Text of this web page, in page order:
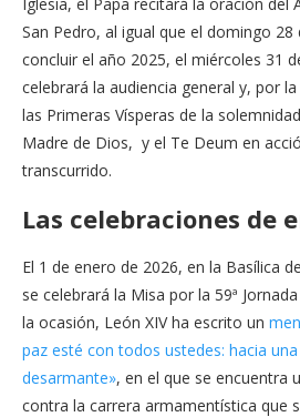
San Pedro, al igual que el domingo 28
concluir el año 2025, el miércoles 31
celebrará la audiencia general y, por
las Primeras Vísperas de la
Madre de Dios, y el Te Deum en
transcurrido.
Las celebraciones de
El 1 de enero de 2026, en la Basílica
se celebrará la Misa por la 59ª
la ocasión, León XIV ha escrito un
paz esté con todos ustedes: hacia
desarmante», en el que se encuentra
contra la carrera armamentística que